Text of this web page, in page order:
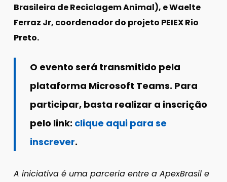
Brasileira de Reciclagem Animal), e Waelte
Ferraz Jr, coordenador do projeto PEIEX Rio
Preto.
O evento será transmitido pela
plataforma Microsoft Teams. Para
participar, basta realizar a inscrição
pelo link: clique aqui para se
inscrever.
A iniciativa é uma parceria entre a ApexBrasil e